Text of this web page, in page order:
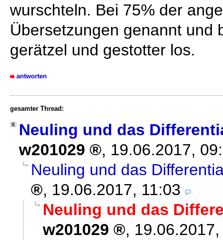
wurschteln. Bei 75% der
Übersetzungen genannt und
gerätzel und gestotter los.
antworten
gesamter Thread:
Neuling und das
w201029
, 19.06.2017,
Neuling und das
, 19.06.2017, 11:03
Neuling und das
w201029
,